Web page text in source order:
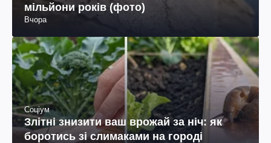
мільйони років (фото)
Вчора
Соціум
Злітні знизити ваш врожай за ніч: як
боротись зі слимаками на городі